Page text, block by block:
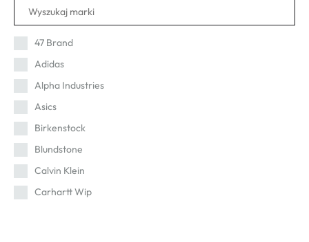
47 Brand
Adidas
Alpha Industries
Asics
Birkenstock
Blundstone
Calvin Klein
Carhartt Wip